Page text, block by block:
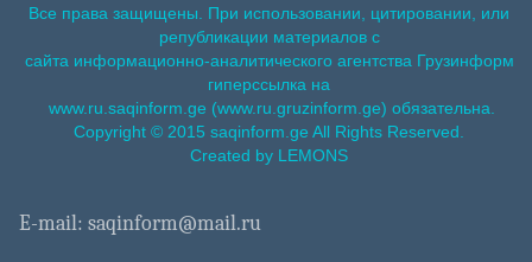
Все права защищены. При использовании, цитировании, или
републикации материалов с
сайта информационно-аналитического агентства Грузинформ
гиперссылка на
www.ru.saqinform.ge (www.ru.gruzinform.ge) обязательна.
Copyright © 2015 saqinform.ge All Rights Reserved.
Created by LEMONS
E-mail: saqinform@mail.ru